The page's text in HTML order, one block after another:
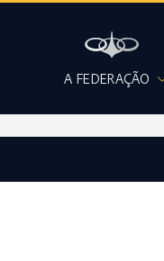
A FEDERAÇÃO